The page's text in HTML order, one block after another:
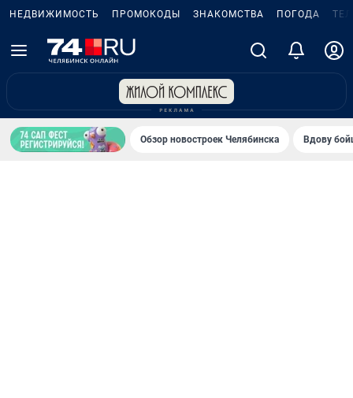
НЕДВИЖИМОСТЬ ПРОМОКОДЫ ЗНАКОМСТВА ПОГОДА
Обзор новостроек Челябинска Вдову